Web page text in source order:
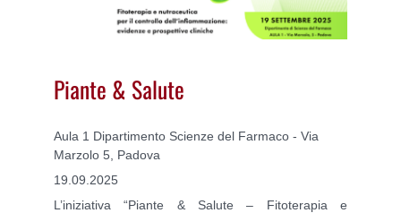
Piante & Salute
Aula 1 Dipartimento Scienze del Farmaco - Via
Marzolo 5, Padova
19.09.2025
L’iniziativa “Piante & Salute – Fitoterapia e